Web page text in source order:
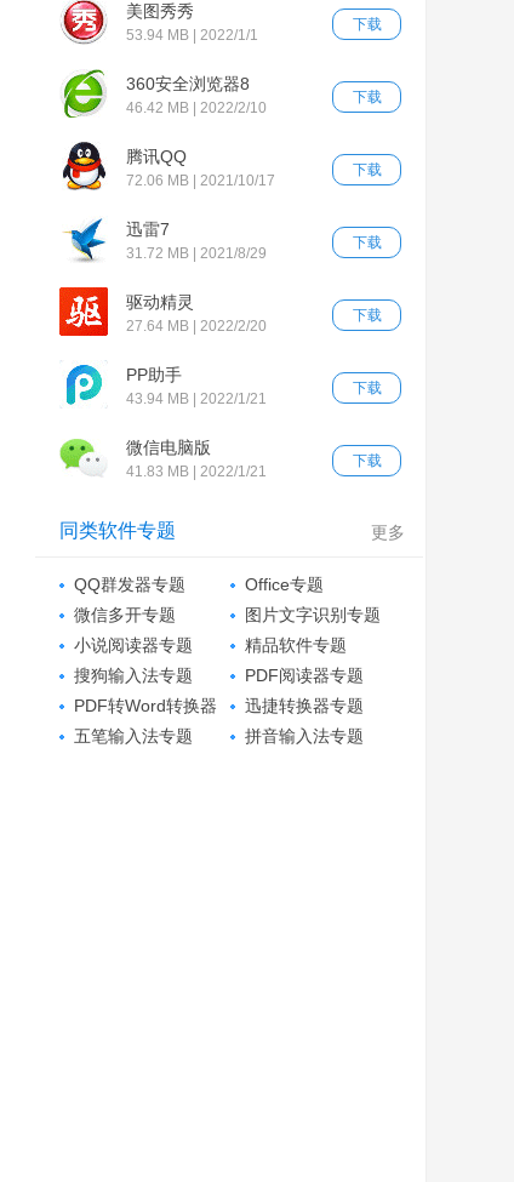
下载
美图秀秀
53.94 MB | 2022/1/1
下载
360安全浏览器8
46.42 MB | 2022/2/10
下载
腾讯QQ
72.06 MB | 2021/10/17
下载
迅雷7
31.72 MB | 2021/8/29
下载
驱动精灵
27.64 MB | 2022/2/20
下载
PP助手
43.94 MB | 2022/1/21
下载
微信电脑版
41.83 MB | 2022/1/21
更多
同类软件专题
QQ群发器专题
Office专题
微信多开专题
图片文字识别专题
小说阅读器专题
精品软件专题
搜狗输入法专题
PDF阅读器专题
PDF转Word转换器
专题
迅捷转换器专题
五笔输入法专题
拼音输入法专题